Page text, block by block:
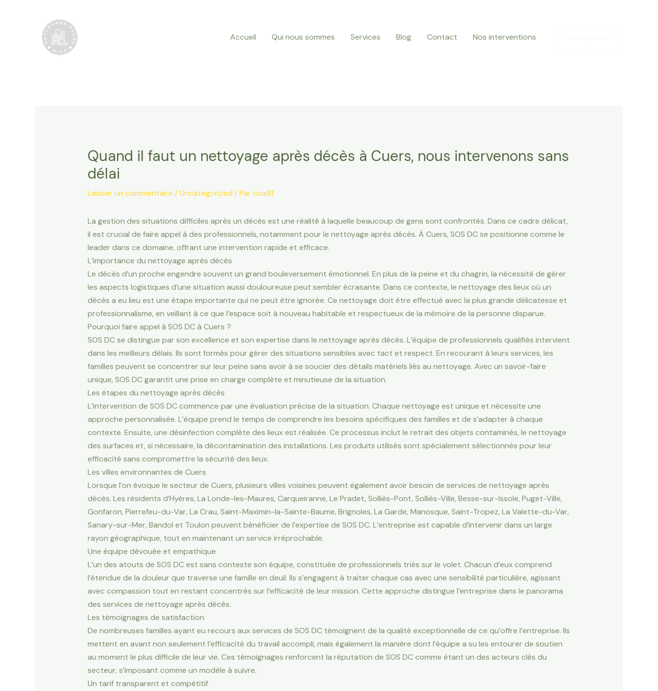
Accueil Qui nous sommes Services Blog Contact Nos interventions
Quand il faut un nettoyage après décès à Cuers, nous intervenons sans
délai
Laisser un commentaire /Uncategorized / Paroox8f
La gestion des situations difficiles après un décès est une réalité à laquelle beaucoup de gens sont confrontés. Dans ce cadre délicat,
il est crucial de faire appel à des professionnels, notamment pour le nettoyage après décès. À Cuers, SOS DC se positionne comme le
leader dans ce domaine, offrant une intervention rapide et efficace.
L’importance du nettoyage après décès
Le décès d’un proche engendre souvent un grand bouleversement émotionnel. En plus de la peine et du chagrin, la nécessité de gérer
les aspects logistiques d’une situation aussi douloureuse peut sembler écrasante. Dans ce contexte, le nettoyage des lieux où un
décès a eu lieu est une étape importante qui ne peut être ignorée. Ce nettoyage doit être effectué avec la plus grande délicatesse et
professionnalisme, en veillant à ce que l’espace soit à nouveau habitable et respectueux de la mémoire de la personne disparue.
Pourquoi faire appel à SOS DC à Cuers ?
SOS DC se distingue par son excellence et son expertise dans le nettoyage après décès. L’équipe de professionnels qualifiés intervient
dans les meilleurs délais. Ils sont formés pour gérer des situations sensibles avec tact et respect. En recourant à leurs services, les
familles peuvent se concentrer sur leur peine sans avoir à se soucier des détails matériels liés au nettoyage. Avec un savoir-faire
unique, SOS DC garantit une prise en charge complète et minutieuse de la situation.
Les étapes du nettoyage après décès
L’intervention de SOS DC commence par une évaluation précise de la situation. Chaque nettoyage est unique et nécessite une
approche personnalisée. L’équipe prend le temps de comprendre les besoins spécifiques des familles et de s’adapter à chaque
contexte. Ensuite, une désinfection complète des lieux est réalisée. Ce processus inclut le retrait des objets contaminés, le nettoyage
des surfaces et, si nécessaire, la décontamination des installations. Les produits utilisés sont spécialement sélectionnés pour leur
efficacité sans compromettre la sécurité des lieux.
Les villes environnantes de Cuers
Lorsque l’on évoque le secteur de Cuers, plusieurs villes voisines peuvent également avoir besoin de services de nettoyage après
décès. Les résidents d’Hyères, La Londe-les-Maures, Carqueiranne, Le Pradet, Solliès-Pont, Solliès-Ville, Besse-sur-Issole, Puget-Ville,
Gonfaron, Pierrefeu-du-Var, La Crau, Saint-Maximin-la-Sainte-Baume, Brignoles, La Garde, Manosque, Saint-Tropez, La Valette-du-Var,
Sanary-sur-Mer, Bandol et Toulon peuvent bénéficier de l’expertise de SOS DC. L’entreprise est capable d’intervenir dans un large
rayon géographique, tout en maintenant un service irréprochable.
Une équipe dévouée et empathique
L’un des atouts de SOS DC est sans conteste son équipe, constituée de professionnels triés sur le volet. Chacun d’eux comprend
l’étendue de la douleur que traverse une famille en deuil. Ils s’engagent à traiter chaque cas avec une sensibilité particulière, agissant
avec compassion tout en restant concentrés sur l’efficacité de leur mission. Cette approche distingue l’entreprise dans le panorama
des services de nettoyage après décès.
Les témoignages de satisfaction
De nombreuses familles ayant eu recours aux services de SOS DC témoignent de la qualité exceptionnelle de ce qu’offre l’entreprise. Ils
mettent en avant non seulement l’efficacité du travail accompli, mais également la manière dont l’équipe a su les entourer de soutien
au moment le plus difficile de leur vie. Ces témoignages renforcent la réputation de SOS DC comme étant un des acteurs clés du
secteur, s’imposant comme un modèle à suivre.
Un tarif transparent et compétitif